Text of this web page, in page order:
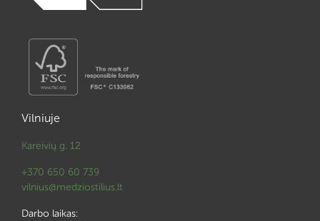
Vilniuje
Kareivių g. 12
+370 650 60 739
vilnius@medziostilius.lt
Darbo laikas: